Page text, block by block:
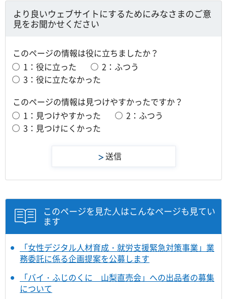
より良いウェブサイトにするためにみなさまのご意
見をお聞かせください
このページの情報は役に立ちましたか？
1：役に立った
2：ふつう
3：役に立たなかった
このページの情報は見つけやすかったですか？
1：見つけやすかった
2：ふつう
3：見つけにくかった
このページを見た人はこんなページも見てい
ます
「女性デジタル人材育成・就労支援緊急対策事業」業
務委託に係る企画提案を公募します
「バイ・ふじのくに 山梨直売会」への出品者の募集
について